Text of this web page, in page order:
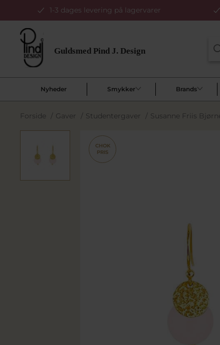
1-3 dages levering på lagervarer
Nyheder Smykker Brands
Forside / Gaver / Studentergaver / Susanne Friis
CHOK
PRIS